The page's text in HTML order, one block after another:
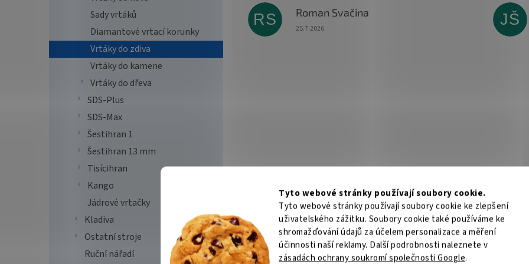
Tyto webové stránky používají soubory cookie.
Tyto webové stránky používají soubory cookie ke zlepšení
uživatelského zážitku. Soubory cookie také používáme ke
shromažďování údajů za účelem personalizace a měření
účinnosti naší reklamy. Další podrobnosti naleznete v
zásadách ochrany soukromí společnosti Google.
Sady vrtáků
Diamantové vrtací korunky
Vrtáky do zdiva
Vrtáky do kamene
Vrtáky do dřeva
SDS-Plus
SDS-Max
Šestihran 1
Šestihran 13 mm
Tisícihran
Kango
Jádrové vrtačky
Kladiva
Ostatní stroje
Ruční nářadí
RS Roman Svačina
Hodnocení obchodu je 5 z 5 hvězdiček.
25.7.2026
JŠ